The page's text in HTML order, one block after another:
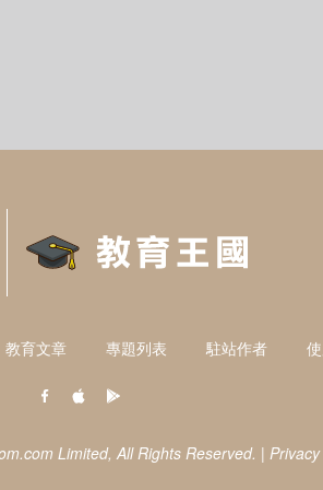
教育文章 專題列表 駐站作者
Limited, All Rights Reserved. |